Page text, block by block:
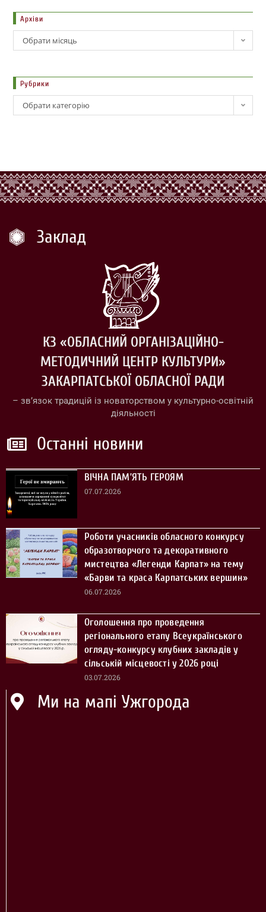
Архіви
Обрати місяць
Рубрики
Обрати категорію
Заклад
КЗ «ОБЛАСНИЙ ОРГАНІЗАЦІЙНО-
МЕТОДИЧНИЙ ЦЕНТР КУЛЬТУРИ»
ЗАКАРПАТСЬКОЇ ОБЛАСНОЇ РАДИ
– зв’язок традицій із новаторством у культурно-освітній
діяльності
Останні новини
ВІЧНА ПАМ’ЯТЬ ГЕРОЯМ
07.07.2026
Роботи учасників обласного конкурсу
образотворчого та декоративного
мистецтва «Легенди Карпат» на тему
«Барви та краса Карпатських вершин»
06.07.2026
Оголошення про проведення
регіонального етапу Всеукраїнського
огляду-конкурсу клубних закладів у
сільській місцевості у 2026 році
03.07.2026
Ми на мапі Ужгорода